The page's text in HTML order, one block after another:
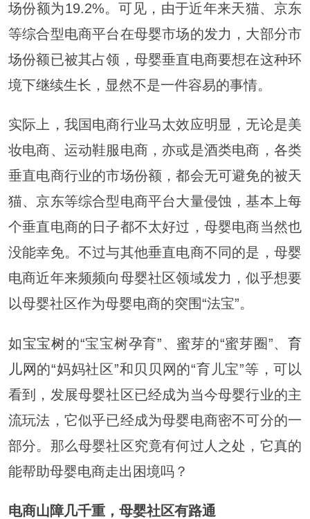
场份额为19.2%。可见，由于近年来天猫、京东
等综合型电商平台在母婴市场的发力，大部分市
场份额已被其占领，母婴垂直电商要想在这种环
境下继续生长，显然不是一件容易的事情。
实际上，我国电商行业马太效应明显，无论是美
妆电商、运动鞋服电商，亦或是酒类电商，各类
垂直电商行业的市场份额，都会无可避免的被天
猫、京东等综合型电商平台大量侵蚀，基本上每
个垂直电商的日子都不太好过，母婴电商当然也
没能幸免。不过与其他垂直电商不同的是，母婴
电商近年来频频向母婴社区领域发力，似乎想要
以母婴社区作为母婴电商的突围“法宝”。
如宝宝树的“宝宝树孕育”、蜜芽的“蜜芽圈”、育
儿网的“妈妈社区”和贝贝网的“育儿宝”等，可以
看到，发展母婴社区已经成为当今母婴行业的主
流玩法，它似乎已经成为母婴电商密不可分的一
部分。那么母婴社区究竟有何过人之处，它真的
能帮助母婴电商走出困境吗？
电商山障几千重，母婴社区有路通